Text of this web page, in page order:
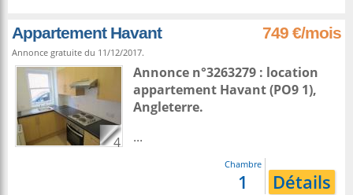
Appartement Havant 749 €/mois
Annonce gratuite du 11/12/2017.
4
Annonce n°3263279 : location
appartement Havant(PO9 1),
Angleterre.
...
Chambre
1 Détails